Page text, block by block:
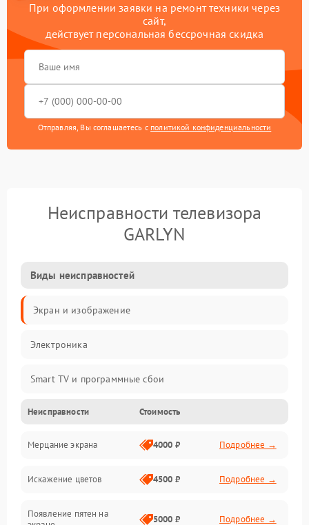
При оформлении заявки на ремонт техники через
сайт,
действует персональная бессрочная скидка
Отправляя, Вы соглашаетесь с политикой конфиденциальности
Неисправности телевизора
GARLYN
Виды неисправностей
Экран и изображение
Электроника
Smart TV и программные сбои
Питание и запуск
Подсветка и LED-модули
Звук и аудиосистема
Сигнал и приём каналов
Неисправности Стоимость
Мерцание экрана 4000 ₽ Подробнее →
Искажение цветов 4500 ₽ Подробнее →
Появление пятен на
5000 ₽ Подробнее →